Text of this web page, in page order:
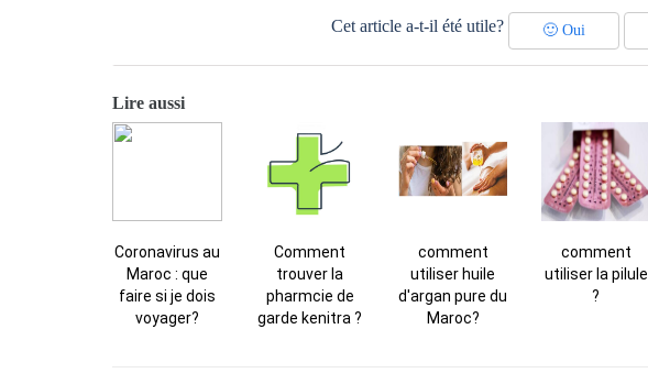
Cet article a-t-il été utile? 🙂Oui
Lire aussi
Coronavirus au
Maroc : que
faire si je dois
voyager?
Comment
trouver la
pharmcie de
garde kenitra ?
comment
utiliser huile
d'argan pure du
Maroc?
comment
utiliser la pilule
?